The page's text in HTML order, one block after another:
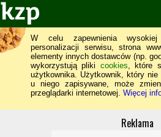
W celu zapewnienia
personalizacji serwisu, strona
elementy innych dostawców (np.
wykorzystują pliki cookies, które
użytkownika. Użytkownik, który
u niego zapisywane, może
przeglądarki internetowej. Więcej
Reklama